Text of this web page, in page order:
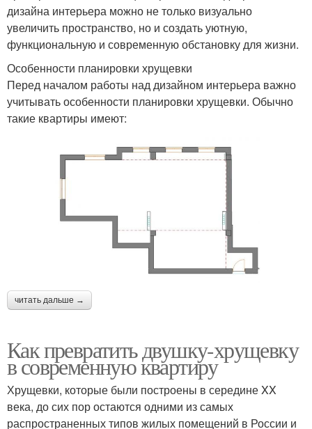
дизайна интерьера можно не только визуально
увеличить пространство, но и создать уютную,
функциональную и современную обстановку для жизни.
Особенности планировки хрущевки
Перед началом работы над дизайном интерьера важно
учитывать особенности планировки хрущевки. Обычно
такие квартиры имеют:
читать дальше →
Как превратить двушку-хрущевку
в современную квартиру
Хрущевки, которые были построены в середине XX
века, до сих пор остаются одними из самых
распространенных типов жилых помещений в России и